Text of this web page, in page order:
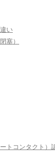
い
塞）
トコンタクト）